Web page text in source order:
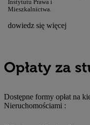
Instytutu Prawa i
Mieszkalnictwa.
dowiedz się więcej
Opłaty za
Dostępne formy opłat na
Nieruchomościami :